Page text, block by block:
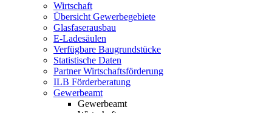
Wirtschaft
Übersicht Gewerbegebiete
Glasfaserausbau
E-Ladesäulen
Verfügbare Baugrundstücke
Statistische Daten
Partner Wirtschaftsförderung
ILB Förderberatung
Gewerbeamt
Gewerbeamt